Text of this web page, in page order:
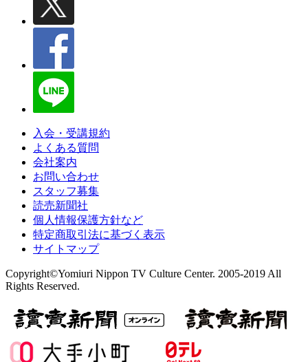
入会・受講規約
よくある質問
会社案内
お問い合わせ
スタッフ募集
読売新聞社
個人情報保護方針など
特定商取引法に基づく表示
サイトマップ
Copyright©Yomiuri Nippon TV Culture Center. 2005-2019 All
Rights Reserved.